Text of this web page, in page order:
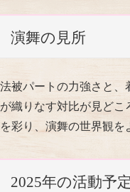
演舞の見所
法被パートの力強さと、
が織りなす対比が見どこ
を彩り、演舞の世界観を
2025年の活動予定